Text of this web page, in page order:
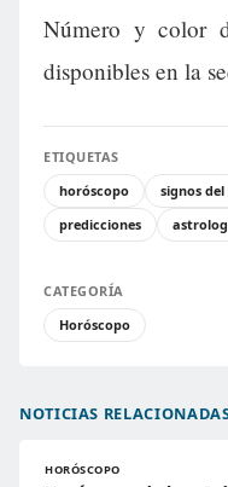
Número y color
disponibles en la
ETIQUETAS
horóscopo
signos
predicciones
CATEGORÍA
Horóscopo
NOTICIAS
HORÓSCOPO